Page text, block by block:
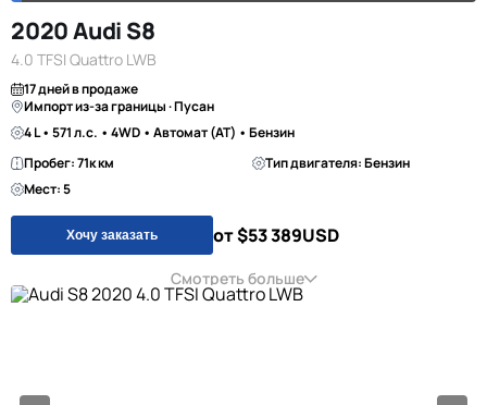
2020 Audi S8
4.0 TFSI Quattro LWB
17 дней в продаже
Импорт из-за границы · Пусан
4 L • 571 л.с. • 4WD • Автомат (AT) • Бензин
Пробег: 71к км
Тип двигателя: Бензин
Мест: 5
Хочу заказать от $53 389USD
Смотреть больше